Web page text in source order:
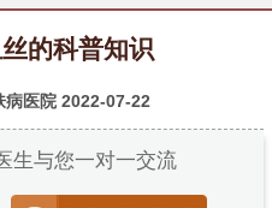
丝的科普知识
病医院 2022-07-22
生与您一对一交流